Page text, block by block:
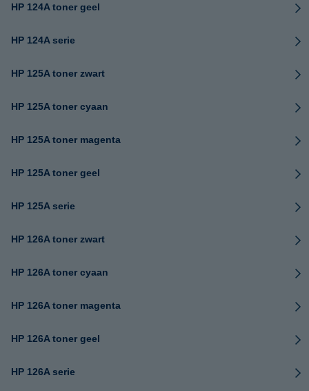
HP 124A toner geel
HP 124A serie
HP 125A toner zwart
HP 125A toner cyaan
HP 125A toner magenta
HP 125A toner geel
HP 125A serie
HP 126A toner zwart
HP 126A toner cyaan
HP 126A toner magenta
HP 126A toner geel
HP 126A serie